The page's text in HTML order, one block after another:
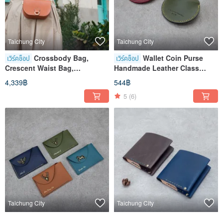
Taichung City
เวิร์คช็อป Crossbody Bag,
Crescent Waist Bag,
Handmade Leather Goods,
Experience Class, Taichung,
4,339฿
Taichung City
เวิร์คช็อป Wallet Coin Purse
Handmade Leather Class
Taichung Shen Ji New Village
544฿
5 (6)
Taichung City Taichung City